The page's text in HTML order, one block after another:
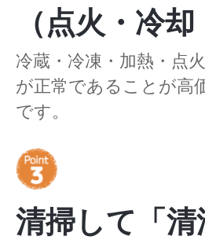
（点火・冷却
冷蔵・冷凍・加熱・点
が正常であることが高
です。
清掃して「清